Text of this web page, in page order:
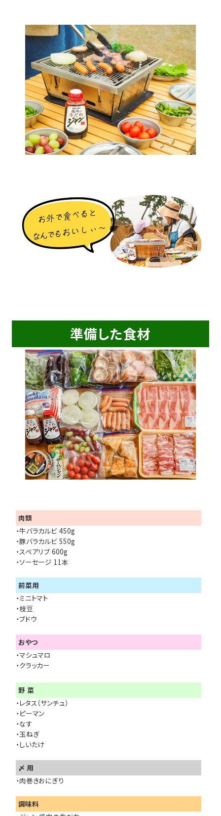
準備した食材
肉類
・牛バラカルビ 450g
・豚バラカルビ 550g
・スペアリブ 600g
・ソーセージ 11本
前菜用
・ミニトマト
・枝豆
・ブドウ
おやつ
・マシュマロ
・クラッカー
野 菜
・レタス（サンチュ）
・ピーマン
・なす
・玉ねぎ
・しいたけ
〆 用
・肉巻きおにぎり
調味料